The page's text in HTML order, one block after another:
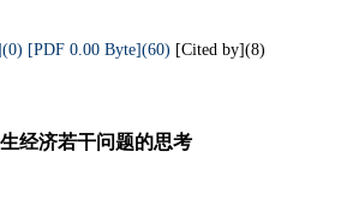
[PDF 0.00 Byte](60) [Cited by](8)
经济若干问题的思考